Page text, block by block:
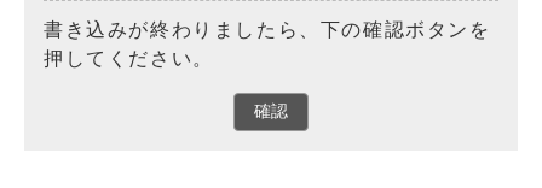
書き込みが終わりましたら、下の確認ボタンを
押してください。
確認